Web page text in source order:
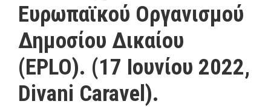
Ευρωπαϊκού Οργανισμού
Δημοσίου Δικαίου
(EPLO). (17 Ιουνίου 2022,
Divani Caravel).